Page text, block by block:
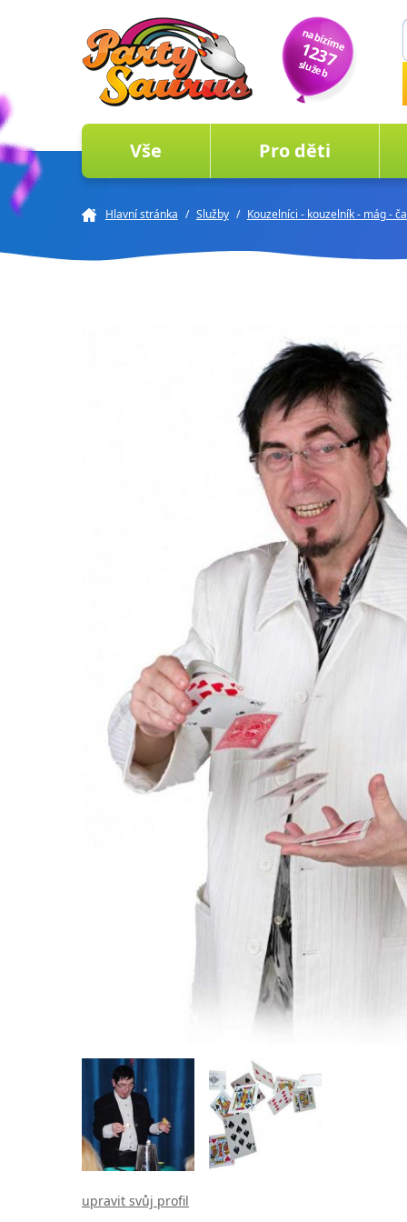
nabízíme
1237
služeb
Vše Pro děti
Hlavní stránka / Služby / Kouzelníci - kouzelník - mág -
upravit svůj profil